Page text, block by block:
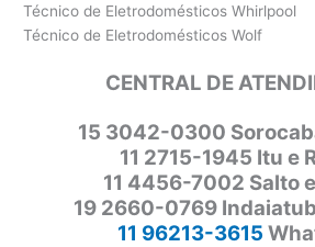
Técnico de Eletrodomésticos Whirlpool
Técnico de Eletrodomésticos Wolf
CENTRAL DE
15 3042-0300
11 2715-1945 Itu e
11 4456-7002 Salto
19 2660-0769
11 96213-3615